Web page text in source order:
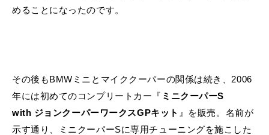
めることになったのです。
その後もBMWミニとマイククーパーの関係は続き、2006
年には初めてのコンプリートカー『 ミニクーパーS
with ジョンクーパーワークスGPキット 』を販売。名前が
示す通り、ミニクーパーSに専用チューニングを施こした